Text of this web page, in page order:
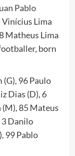
Pablo
Vinícius Lima
Matheus Lima
born
(G), 96 Paulo
Dias (D), 6
(M), 85 Mateus
3 Danilo
99 Pablo